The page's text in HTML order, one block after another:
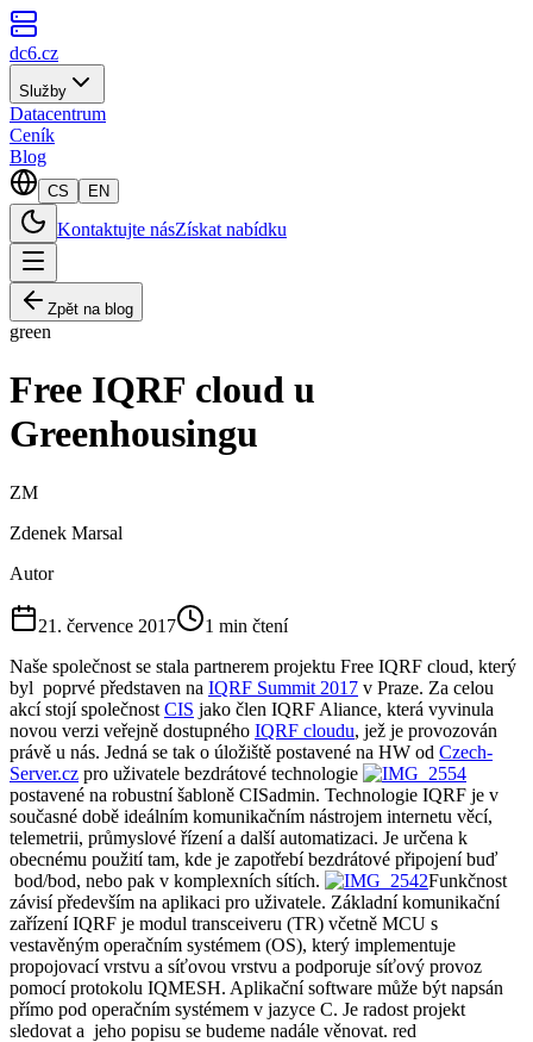
dc6.cz
Služby
Datacentrum
Ceník
Blog
CS EN
Kontaktujte násZískat nabídku
Zpět na blog
green
Free IQRF cloud u
Greenhousingu
ZM
Zdenek Marsal
Autor
21. července 2017 1 min čtení
Naše společnost se stala partnerem projektu Free IQRF cloud, který
byl poprvé představen na IQRF Summit 2017 v Praze. Za celou
akcí stojí společnost CIS jako člen IQRF Aliance, která vyvinula
novou verzi veřejně dostupného IQRF cloudu, jež je provozován
právě u nás. Jedná se tak o úložiště postavené na HW od Czech-
Server.cz pro uživatele bezdrátové technologie
postavené na robustní šabloně CISadmin. Technologie IQRF je v
současné době ideálním komunikačním nástrojem internetu věcí,
telemetrii, průmyslové řízení a další automatizaci. Je určena k
obecnému použití tam, kde je zapotřebí bezdrátové připojení buď
bod/bod, nebo pak v komplexních sítích.
Funkčnost
závisí především na aplikaci pro uživatele. Základní komunikační
zařízení IQRF je modul transceiveru (TR) včetně MCU s
vestavěným operačním systémem (OS), který implementuje
propojovací vrstvu a síťovou vrstvu a podporuje síťový provoz
pomocí protokolu IQMESH. Aplikační software může být napsán
přímo pod operačním systémem v jazyce C. Je radost projekt
sledovat a jeho popisu se budeme nadále věnovat. red